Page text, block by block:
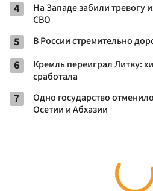
4
На Западе забили тревогу
СВО
5 В России стремительно
6
Кремль переиграл Литву:
сработала
7
Одно государство
Осетии и Абхазии